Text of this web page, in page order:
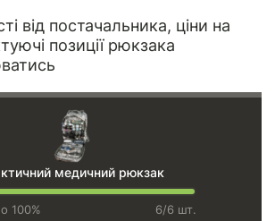
від постачальника, ціни на
позиції рюкзака
медичний рюкзак
100% 6/6 шт.